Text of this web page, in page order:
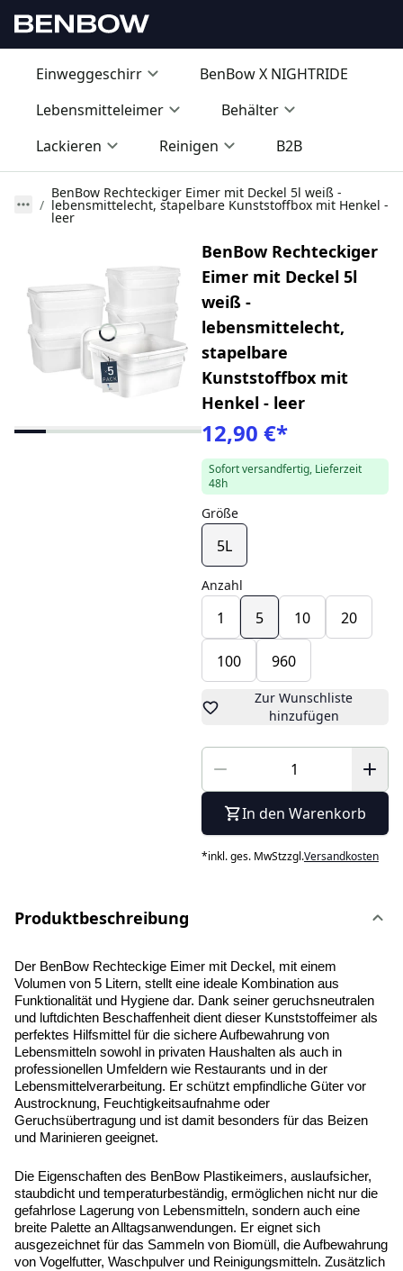
Einweggeschirr
BenBow X NIGHTRIDE
Lebensmitteleimer
Behälter
Lackieren
Reinigen B2B
BenBow Rechteckiger Eimer mit Deckel 5l weiß -
lebensmittelecht, stapelbare Kunststoffbox mit Henkel -
leer
BenBow Rechteckiger
Eimer mit Deckel 5l
weiß -
lebensmittelecht,
stapelbare
Kunststoffbox mit
Henkel - leer
12,90 €*
Sofort versandfertig, Lieferzeit
48h
Größe
5L
Anzahl
1 5 10 20
100 960
Zur Wunschliste
hinzufügen
In den Warenkorb
*inkl. ges. MwStzzgl.Versandkosten
Produktbeschreibung
Der BenBow Rechteckige Eimer mit Deckel, mit einem
Volumen von 5 Litern, stellt eine ideale Kombination aus
Funktionalität und Hygiene dar. Dank seiner geruchsneutralen
und luftdichten Beschaffenheit dient dieser Kunststoffeimer als
perfektes Hilfsmittel für die sichere Aufbewahrung von
Lebensmitteln sowohl in privaten Haushalten als auch in
professionellen Umfeldern wie Restaurants und in der
Lebensmittelverarbeitung. Er schützt empfindliche Güter vor
Austrocknung, Feuchtigkeitsaufnahme oder
Geruchsübertragung und ist damit besonders für das Beizen
und Marinieren geeignet.
Die Eigenschaften des BenBow Plastikeimers, auslaufsicher,
staubdicht und temperaturbeständig, ermöglichen nicht nur die
gefahrlose Lagerung von Lebensmitteln, sondern auch eine
breite Palette an Alltagsanwendungen. Er eignet sich
ausgezeichnet für das Sammeln von Biomüll, die Aufbewahrung
von Vogelfutter, Waschpulver und Reinigungsmitteln. Zusätzlich